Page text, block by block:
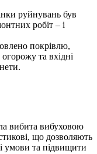
руйнувань був
робіт – і
покрівлю,
та вхідні
вибита вибуховою
що дозволяють
умови та підвищити